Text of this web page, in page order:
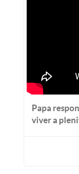
Papa
viver a